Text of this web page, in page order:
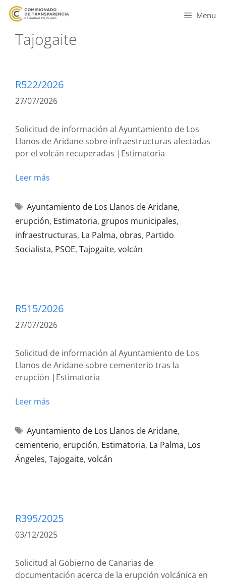
Menu
Tajogaite
R522/2026
27/07/2026
Solicitud de información al Ayuntamiento de Los
Llanos de Aridane sobre infraestructuras afectadas
por el volcán recuperadas |Estimatoria
Leer más
Ayuntamiento de Los Llanos de Aridane,
erupción, Estimatoria, grupos municipales,
infraestructuras, La Palma, obras, Partido
Socialista, PSOE, Tajogaite, volcán
R515/2026
27/07/2026
Solicitud de información al Ayuntamiento de Los
Llanos de Aridane sobre cementerio tras la
erupción |Estimatoria
Leer más
Ayuntamiento de Los Llanos de Aridane,
cementerio, erupción, Estimatoria, La Palma, Los
Ángeles, Tajogaite, volcán
R395/2025
03/12/2025
Solicitud al Gobierno de Canarias de
documentación acerca de la erupción volcánica en